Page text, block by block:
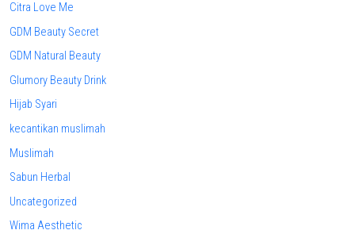
Citra Love Me
GDM Beauty Secret
GDM Natural Beauty
Glumory Beauty Drink
Hijab Syari
kecantikan muslimah
Muslimah
Sabun Herbal
Uncategorized
Wima Aesthetic